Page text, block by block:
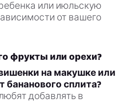
или июльскую
от вашего
фрукты или орехи?
на макушке или
бананового сплита?
добавлять в